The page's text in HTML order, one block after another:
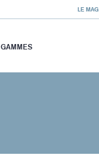
LE MAG
GAMMES